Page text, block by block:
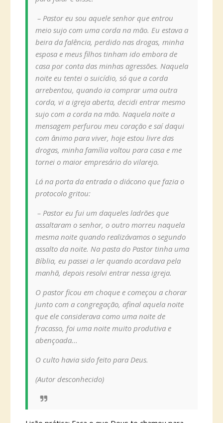
– Pastor eu sou aquele senhor que entrou
meio sujo com uma corda na mão. Eu estava a
beira da falência, perdido nas drogas, minha
esposa e meus filhos tinham ido embora de
casa por conta das minhas agressões. Naquela
noite eu tentei o suicídio, só que a corda
arrebentou, quando ia comprar uma outra
corda, vi a igreja aberta, decidi entrar mesmo
sujo com a corda na mão. Naquela noite a
mensagem perfurou meu coração e saí daqui
com ânimo para viver, hoje estou livre das
drogas, minha família voltou para casa e me
tornei o maior empresário do vilarejo.
Lá na porta da entrada o diácono que fazia o
protocolo gritou:
– Pastor eu fui um daqueles ladrões que
assaltaram o senhor, o outro morreu naquela
mesma noite quando realizávamos o segundo
assalto da noite. Na pasta do Pastor tinha uma
Bíblia, eu passei a ler quando acordava pela
manhã, depois resolvi entrar nessa igreja.
O pastor ficou em choque e começou a chorar
junto com a congregação, afinal aquela noite
que ele considerava como uma noite de
fracasso, foi uma noite muito produtiva e
abençoada...
O culto havia sido feito para Deus.
(Autor desconhecido)